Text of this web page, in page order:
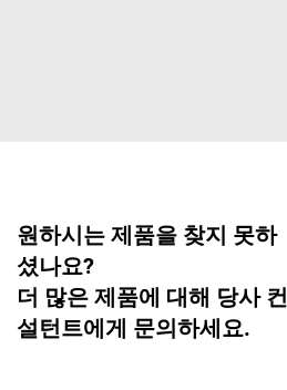
원하시는 제품을 찾지 못하
셨나요?
더 많은 제품에 대해 당사 컨
설턴트에게 문의하세요.